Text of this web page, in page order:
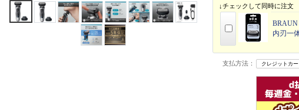
↓チェックして同時に注文
BRAUN
内刃一
支払方法： クレジットカー